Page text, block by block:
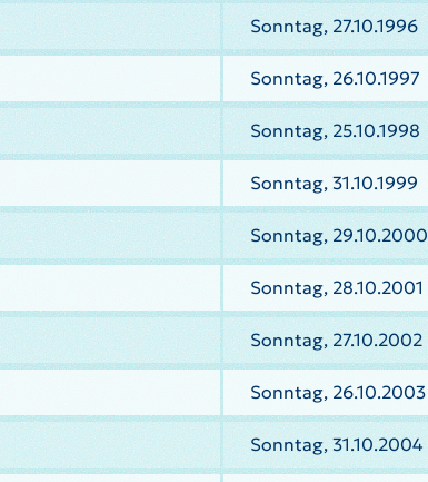
Sonntag, 27.10.1996
Sonntag, 26.10.1997
Sonntag, 25.10.1998
Sonntag, 31.10.1999
Sonntag, 29.10.2000
Sonntag, 28.10.2001
Sonntag, 27.10.2002
Sonntag, 26.10.2003
Sonntag, 31.10.2004